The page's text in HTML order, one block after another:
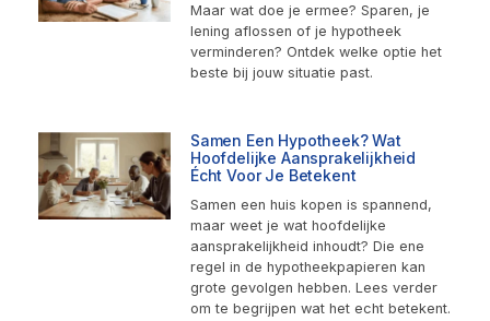
Maar wat doe je ermee? Sparen, je
lening aflossen of je hypotheek
verminderen? Ontdek welke optie het
beste bij jouw situatie past.
Samen Een Hypotheek? Wat
Hoofdelijke Aansprakelijkheid
Écht Voor Je Betekent
Samen een huis kopen is spannend,
maar weet je wat hoofdelijke
aansprakelijkheid inhoudt? Die ene
regel in de hypotheekpapieren kan
grote gevolgen hebben. Lees verder
om te begrijpen wat het echt betekent.